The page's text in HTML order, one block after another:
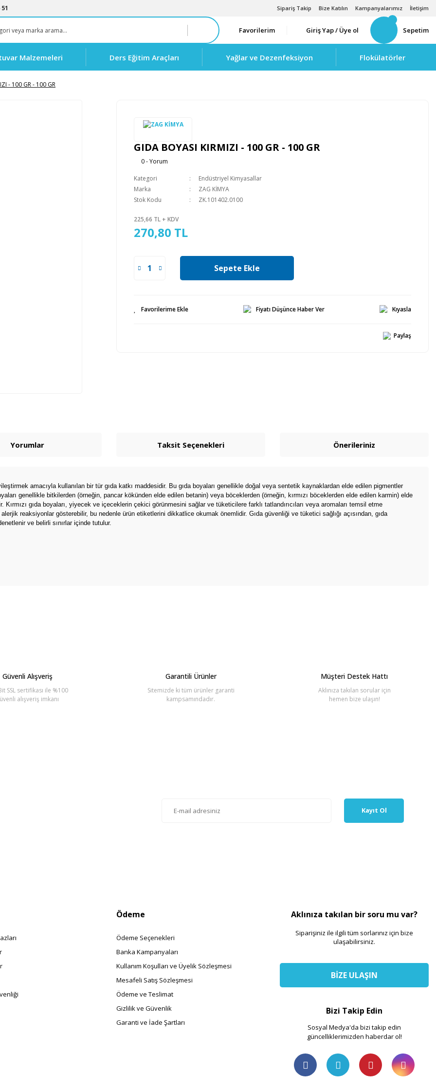
Sipariş Takip Bize Katılın Kampanyalarımız İletişim
Favorilerim Giriş Yap / Üye ol Sepetim
Malzemeleri Ders Eğitim Araçları Yağlar ve Dezenfeksiyon Flokülatörler
- 100 GR - 100 GR
GIDA BOYASI KIRMIZI - 100 GR - 100 GR
0 - Yorum
Kategori
Endüstriyel Kimyasallar
Marka
ZAG KİMYA
Stok Kodu
ZK.101402.0100
225,66 TL + KDV
270,80 TL
Sepete Ekle
Fiyatı Düşünce Haber Ver Kıyasla
Paylaş
Yorumlar Taksit Seçenekleri Önerileriniz
amacıyla kullanılan bir tür gıda katkı maddesidir. Bu gıda boyaları genellikle doğal veya sentetik kaynaklardan elde edilen pigmentler
genellikle bitkilerden (örneğin, pancar kökünden elde edilen betanin) veya böceklerden (örneğin, kırmızı böceklerden elde edilen karmin) elde
Kırmızı gıda boyaları, yiyecek ve içeceklerin çekici görünmesini sağlar ve tüketicilere farklı tatlandırıcıları veya aromaları temsil etme
reaksiyonlar gösterebilir, bu nedenle ürün etiketlerini dikkatlice okumak önemlidir. Gıda güvenliği ve tüketici sağlığı açısından, gıda
ve belirli sınırlar içinde tutulur.
Güvenli Alışveriş
SSL sertifikası ile %100
alışveriş imkanı
Garantili Ürünler
Sitemizde ki tüm ürünler garanti
kampsamındadır.
Müşteri Destek Hattı
Aklınıza takılan sorular için
hemen bize ulaşın!
Kayıt Ol
Ödeme
Ödeme Seçenekleri
Banka Kampanyaları
Kullanım Koşulları ve Üyelik Sözleşmesi
Mesafeli Satış Sözleşmesi
Ödeme ve Teslimat
Gizlilik ve Güvenlik
Garanti ve İade Şartları
Aklınıza takılan bir soru mu var?
Siparişiniz ile ilgili tüm sorlarınız için bize
ulaşabilirsiniz.
BİZE ULAŞIN
Bizi Takip Edin
Sosyal Medya'da bizi takip edin
güncelliklerimizden haberdar ol!